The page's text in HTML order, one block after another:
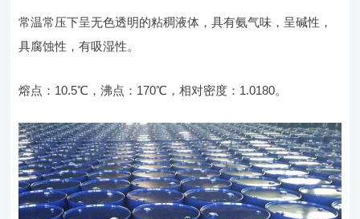
常温常压下呈无色透明的粘稠液体，具有氨气味，呈碱性，
具腐蚀性，有吸湿性。
熔点：10.5℃，沸点：170℃，相对密度：1.0180。